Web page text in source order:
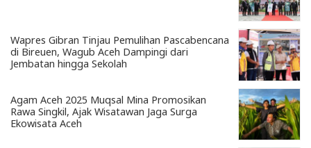
Wapres Gibran Tinjau Pemulihan Pascabencana
di Bireuen, Wagub Aceh Dampingi dari
Jembatan hingga Sekolah
Agam Aceh 2025 Muqsal Mina Promosikan
Rawa Singkil, Ajak Wisatawan Jaga Surga
Ekowisata Aceh